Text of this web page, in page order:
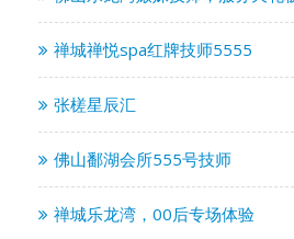
禅城禅悦spa红牌技师5555
张槎星辰汇
佛山鄱湖会所555号技师
禅城乐龙湾，00后专场体验